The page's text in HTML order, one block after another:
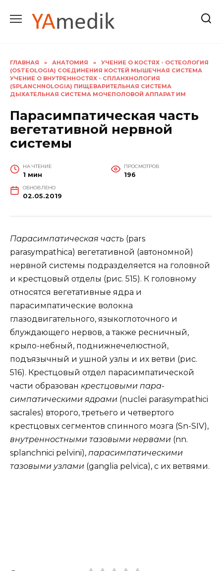
содержанию
ГЛАВНАЯ » АНАТОМИЯ »
УЧЕНИЕ О КОСТЯХ - ОСТЕОЛОГИЯ
(OSTEOLOGIA) СОЕДИНЕНИЯ КОСТЕЙ МЫШЕЧНАЯ СИСТЕМА
УЧЕНИЕ О ВНУТРЕННОСТЯХ - СПЛАНХНОЛОГИЯ
(SPLANCHNOLOGIA) ПИЩЕВАРИТЕЛЬНАЯ СИСТЕМА
ДЫХАТЕЛЬНАЯ СИСТЕМА МОЧЕПОЛОВОЙ АППАРАТ ИМ
Парасимпатическая часть
вегетативной нервной
системы
НА ЧТЕНИЕ
1 мин
ПРОСМОТРОВ
196
ОБНОВЛЕНО
02.05.2019
Парасимпатическая часть (pars
parasympathica) вегетативной (автономной)
нервной системы подразделяется на головной
и крестцовый отделы (рис. 515). К головному
относятся вегетативные ядра и
парасимпатические волокна
глазодвигательного, языкоглоточного и
блуждающего нервов, а также ресничный,
крыло-небный, поднижнечелюстной,
подъязычный и ушной узлы и их ветви (рис.
516). Крестцовый отдел парасимпатической
части образован крестцовыми пара-
симпатическими ядрами (nuclei parasympathici
sacrales) второго, третьего и четвертого
крестцовых сегментов спинного мозга (Sn-SIV),
внутренностными тазовыми нервами (nn.
splanchnici pelvini), парасимпатическими
тазовыми узлами (ganglia pelvica), с их ветвями.